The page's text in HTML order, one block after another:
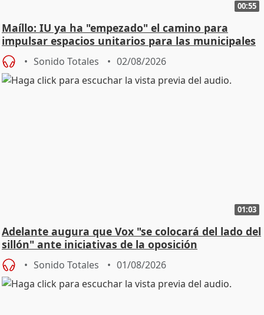
00:55
Maíllo: IU ya ha "empezado" el camino para
impulsar espacios unitarios para las municipales
Sonido Totales 02/08/2026
01:03
Adelante augura que Vox "se colocará del lado del
sillón" ante iniciativas de la oposición
Sonido Totales 01/08/2026